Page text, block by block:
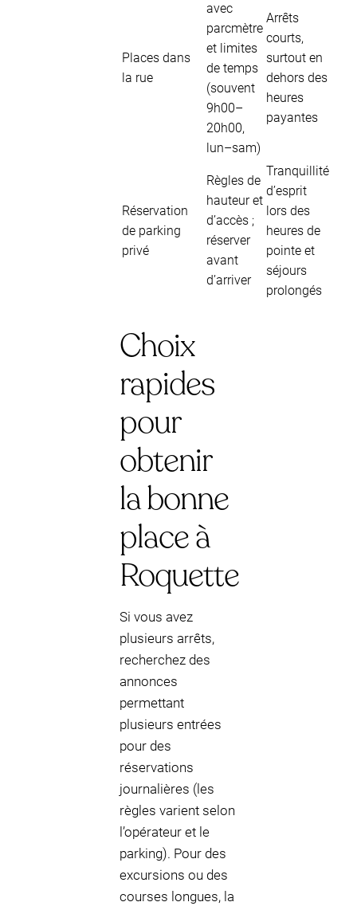
Places dans
la rue
avec
parcmètre
et limites
de temps
(souvent
9h00–
20h00,
lun–sam)
Arrêts
courts,
surtout en
dehors des
heures
payantes
Réservation
de parking
privé
Règles de
hauteur et
d’accès ;
réserver
avant
d’arriver
Tranquillité
d’esprit
lors des
heures de
pointe et
séjours
prolongés
Choix
rapides
pour
obtenir
la bonne
place à
Roquette
Si vous avez
plusieurs arrêts,
recherchez des
annonces
permettant
plusieurs entrées
pour des
réservations
journalières (les
règles varient selon
l’opérateur et le
parking). Pour des
excursions ou des
courses longues, la